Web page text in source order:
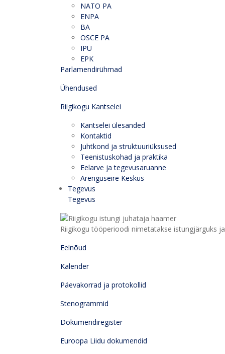
NATO PA
ENPA
BA
OSCE PA
IPU
EPK
Parlamendirühmad
Ühendused
Riigikogu Kantselei
Kantselei ülesanded
Kontaktid
Juhtkond ja struktuuriüksused
Teenistuskohad ja praktika
Eelarve ja tegevusaruanne
Arenguseire Keskus
Tegevus
Tegevus
Riigikogu tööperioodi nimetatakse istungjärguks
Eelnõud
Kalender
Päevakorrad ja protokollid
Stenogrammid
Dokumendiregister
Euroopa Liidu dokumendid